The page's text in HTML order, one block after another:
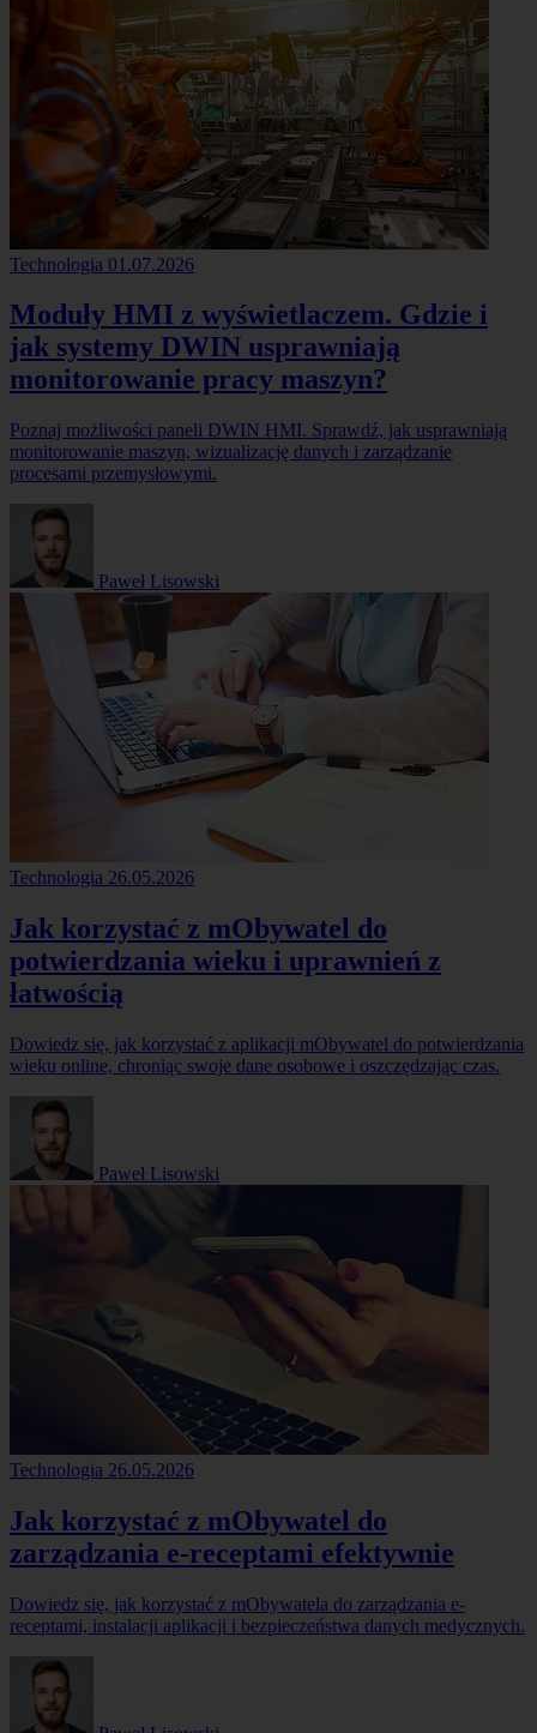
Technologia 01.07.2026
Moduły HMI z wyświetlaczem. Gdzie i
jak systemy DWIN usprawniają
monitorowanie pracy maszyn?
Poznaj możliwości paneli DWIN HMI. Sprawdź, jak usprawniają
monitorowanie maszyn, wizualizację danych i zarządzanie
procesami przemysłowymi.
Paweł Lisowski
Technologia 26.05.2026
Jak korzystać z mObywatel do
potwierdzania wieku i uprawnień z
łatwością
Dowiedz się, jak korzystać z aplikacji mObywatel do potwierdzania
wieku online, chroniąc swoje dane osobowe i oszczędzając czas.
Paweł Lisowski
Technologia 26.05.2026
Jak korzystać z mObywatel do
zarządzania e-receptami efektywnie
Dowiedz się, jak korzystać z mObywatela do zarządzania e-
receptami, instalacji aplikacji i bezpieczeństwa danych medycznych.